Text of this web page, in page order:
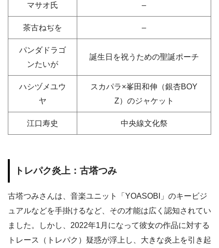
マサオ氏 –
茶古ねぢを –
パンダドラゴ
ンたいが
誕生日を祝うための聖誕ポーチ
ハシヅメユウ
ヤ
スカパラ×峯田和伸（銀杏BOY
Z）のジャケット
江口寿史 中央線文化祭
トレパク炎上：古塔つみ
古塔つみさんは、音楽ユニット「YOASOBI」のキービジ
ュアルなどを手掛けるなど、その才能は広く認知されてい
ました。しかし、2022年1月になって彼女の作品に対する
トレース（トレパク）疑惑が浮上し、大きな炎上を引き起